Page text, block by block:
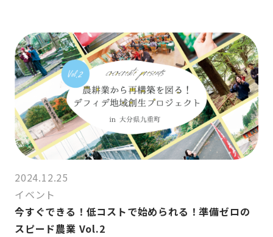
2024.12.25
イベント
今すぐできる！低コストで始められる！準備ゼロの
スピード農業 Vol.2